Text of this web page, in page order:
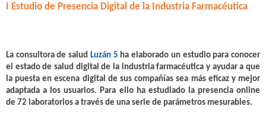
I Estudio de Presencia Digital de la Industria Farmacéutica
La consultora de salud Luzán 5 ha elaborado un estudio para conocer
el estado de salud digital de la industria farmacéutica y ayudar a que
la puesta en escena digital de sus compañías sea más eficaz y mejor
adaptada a los usuarios. Para ello ha estudiado la presencia online
de 72 laboratorios a través de una serie de parámetros mesurables.